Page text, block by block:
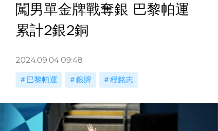
闖男單金牌戰奪銀 巴黎帕運
累計2銀2銅
2024.09.04 09:48
巴黎帕運 銀牌 程銘志